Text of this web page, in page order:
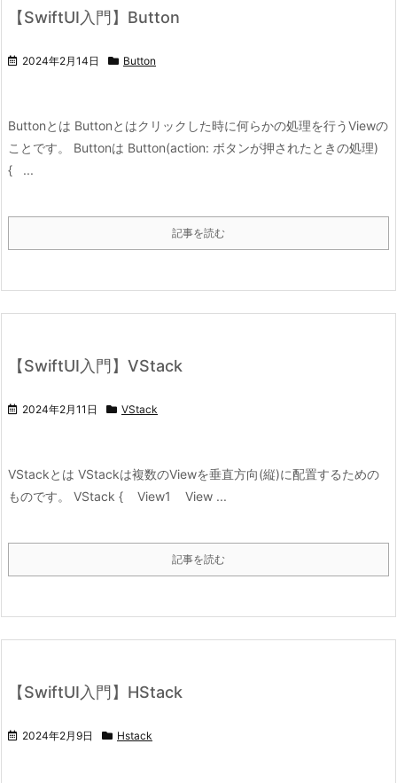
【SwiftUI入門】Button
2024年2月14日 Button
Buttonとは Buttonとはクリックした時に何らかの処理を行うViewの
ことです。 Buttonは Button(action: ボタンが押されたときの処理)
{ ...
記事を読む
【SwiftUI入門】VStack
2024年2月11日 VStack
VStackとは VStackは複数のViewを垂直方向(縦)に配置するための
ものです。 VStack { View1 View ...
記事を読む
【SwiftUI入門】HStack
2024年2月9日 Hstack